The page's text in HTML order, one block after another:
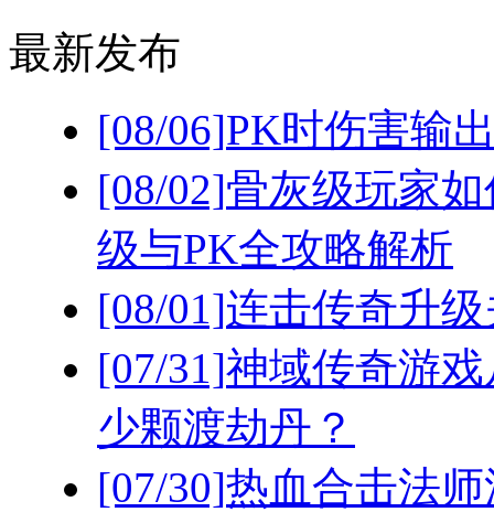
最新发布
[08/06]PK时伤害输
[08/02]骨灰级玩家
级与PK全攻略解析
[08/01]连击传奇升
[07/31]神域传奇游
少颗渡劫丹？
[07/30]热血合击法